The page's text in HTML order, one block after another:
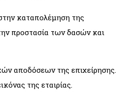
καταπολέμηση της
προστασία των δασών και
αποδόσεων της επιχείρησης.
της εταιρίας.